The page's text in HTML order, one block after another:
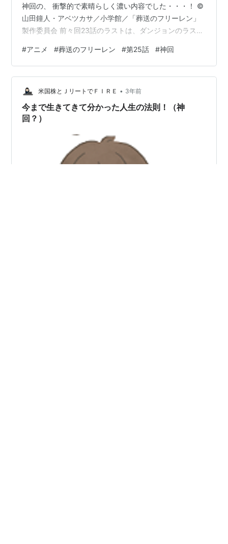
神回の、 衝撃的で素晴らしく濃い内容でした・・・！ ©
山田鐘人・アベツカサ／小学館／「葬送のフリーレン」
製作委員会 前々回23話のラストは、ダンジョンのラスボ
がすごかった。 鳥肌が立ちました・・・。 今回のスター
トは、デンケンや他の魔法使いたちと どうやって攻略す
るかの話し合いをしているところから始まりました。 複
製体を作り出すラスボスが、自身は非常に脆弱なシュピ
ーゲルという水の魔物であり、複製体は心の働きを精密
にコピーしているが心は無…
#アニメ #葬送のフリーレン #第25話 #神回
米国株とＪリートでＦＩＲＥ • 3年前
今まで生きてきて分かった人生の法則！（神
回？）